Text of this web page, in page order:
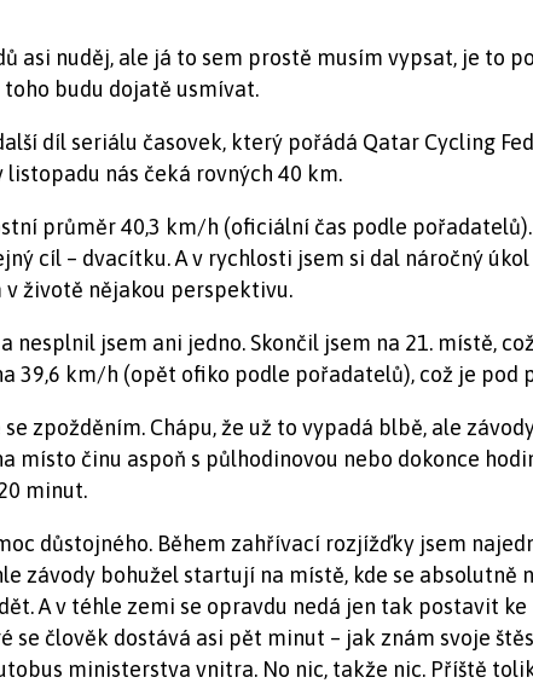
asi nuděj, ale já to sem prostě musím vypsat, je to
budu dojatě usmívat.
díl seriálu časovek, který pořádá Qatar Cycling
nás čeká rovných 40 km.
průměr 40,3 km/h (oficiální čas podle
cíl – dvacítku. A v rychlosti jsem si dal náročný
v životě nějakou perspektivu.
jsem ani jedno. Skončil jsem na 21. místě,
39,6 km/h (opět ofiko podle pořadatelů), což je pod
zpožděním. Chápu, že už to vypadá blbě, ale
místo činu aspoň s půlhodinovou nebo dokonce
minut.
důstojného. Během zahřívací rozjížďky jsem
závody bohužel startují na místě, kde se
A v téhle zemi se opravdu nedá jen tak postavit
se člověk dostává asi pět minut – jak znám svoje
ministerstva vnitra. No nic, takže nic. Příště